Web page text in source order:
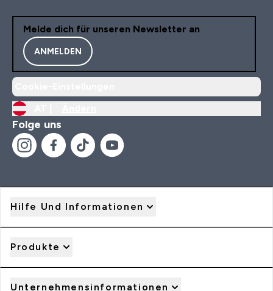
Melde dich für unseren Newsletter an
ANMELDEN
Folge uns
Hilfe Und Informationen
Produkte
Unternehmensinformationen